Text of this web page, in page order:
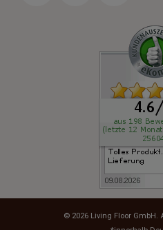
© 2026 Living Floor GmbH